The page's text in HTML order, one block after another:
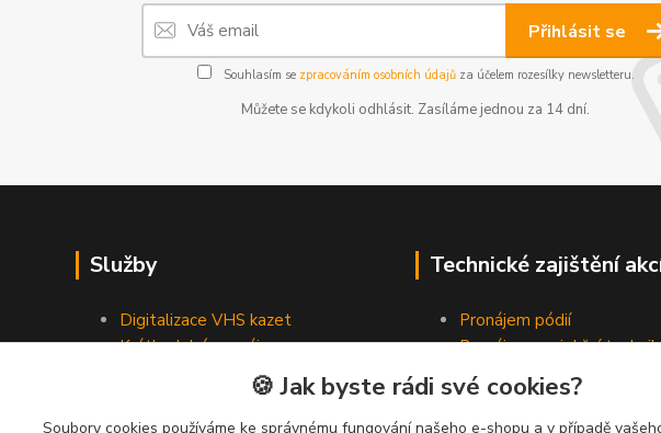
Přihlásit se
Souhlasím se zpracováním osobních údajůza účelem rozesílky newsletteru.
Můžete se kdykoli odhlásit. Zasíláme jednou za 14 dní.
Služby
Digitalizace VHS kazet
Krátkodobé pronájmy
Technické zajištění
Pronájem pódií
Pronájem projekční
Pronájem osvětlovací
Pronájem ozvučovací
🍪 Jak byste rádi své cookies?
Soubory cookies používáme ke správnému fungování našeho e-shopu a v případě